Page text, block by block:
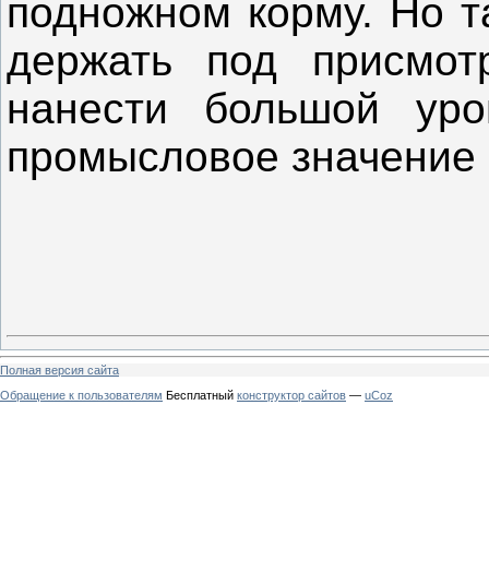
подножном корму. Но
держать под
нанести большой
промысловое
Полная версия сайта
Обращение к пользователям Бесплатный конструктор сайтов — uCoz